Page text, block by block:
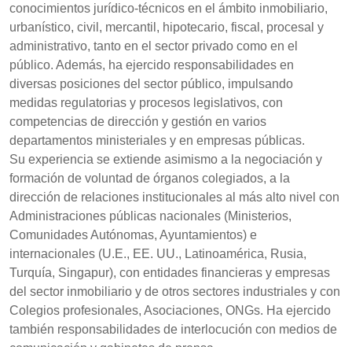
conocimientos jurídico-técnicos en el ámbito inmobiliario,
urbanístico, civil, mercantil, hipotecario, fiscal, procesal y
administrativo, tanto en el sector privado como en el
público. Además, ha ejercido responsabilidades en
diversas posiciones del sector público, impulsando
medidas regulatorias y procesos legislativos, con
competencias de dirección y gestión en varios
departamentos ministeriales y en empresas públicas.
Su experiencia se extiende asimismo a la negociación y
formación de voluntad de órganos colegiados, a la
dirección de relaciones institucionales al más alto nivel con
Administraciones públicas nacionales (Ministerios,
Comunidades Autónomas, Ayuntamientos) e
internacionales (U.E., EE. UU., Latinoamérica, Rusia,
Turquía, Singapur), con entidades financieras y empresas
del sector inmobiliario y de otros sectores industriales y con
Colegios profesionales, Asociaciones, ONGs. Ha ejercido
también responsabilidades de interlocución con medios de